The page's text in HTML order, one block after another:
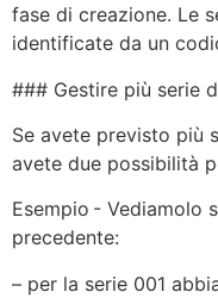
fase di creazione. Le
identificate da un
### Gestire più serie
Se avete previsto più
avete due possibilità
Esempio - Vediamolo
precedente:
– per la serie 001